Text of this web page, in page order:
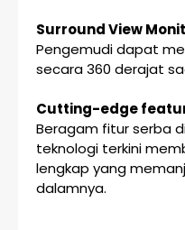
Surround View
Pengemudi dapat
secara 360 derajat
Cutting-edge
Beragam fitur serba
teknologi terkini
lengkap yang
dalamnya.